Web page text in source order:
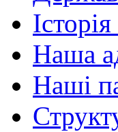
Наша
Наші